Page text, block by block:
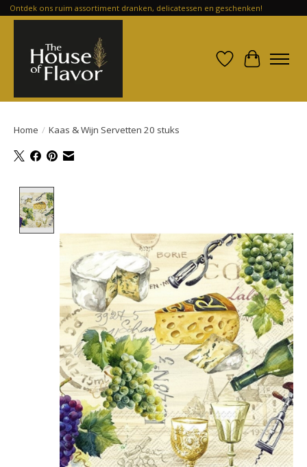
Ontdek ons ruim assortiment dranken, delicatessen en geschenken!
Verlanglijst
Home / Kaas & Wijn Servetten 20 stuks